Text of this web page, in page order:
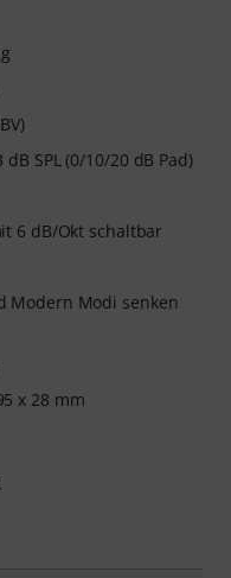
SPL (0/10/20 dB Pad)
6 dB/Okt schaltbar
Modern Modi senken
x 28 mm